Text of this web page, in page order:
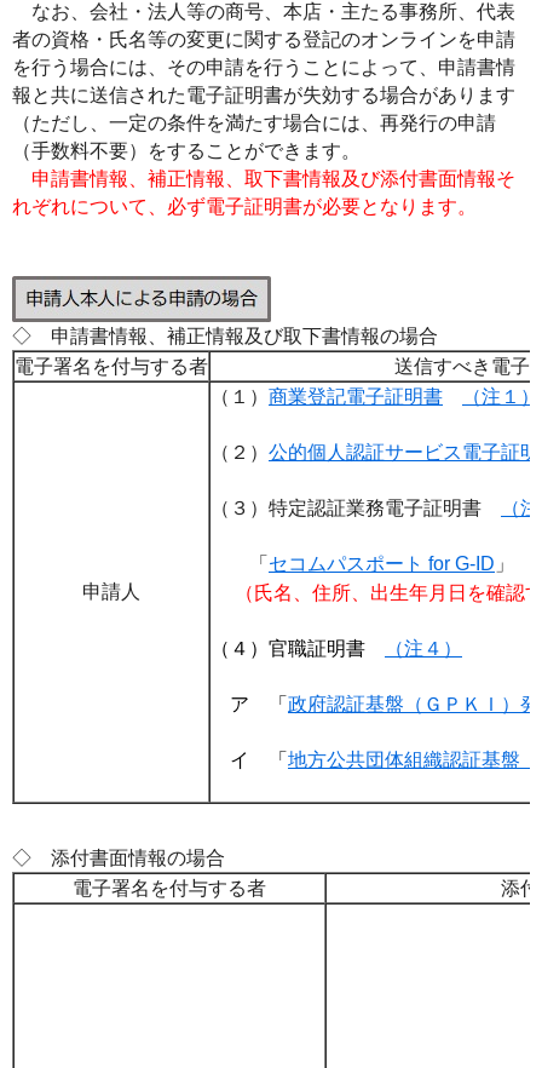
なお、会社・法人等の商号、本店・主たる事務所、代表
者の資格・氏名等の変更に関する登記のオンラインを申請
を行う場合には、その申請を行うことによって、申請書情
報と共に送信された電子証明書が失効する場合があります
（ただし、一定の条件を満たす場合には、再発行の申請
（手数料不要）をすることができます。
申請書情報、補正情報、取下書情報及び添付書面情報そ
れぞれについて、必ず電子証明書が必要となります。
◇ 申請書情報、補正情報及び取下書情報の場合
電子署名を付与する者
送信すべき電子
申請人
（１） 商業登記電子証明書 （注１）
（２） 公的個人認証サービス電子証
（３）特定認証業務電子証明書 （
「 セコムパスポート for G-ID 」
（氏名、住所、出生年月日を確認
（４）官職証明書 （注４）
ア 「 政府認証基盤（ＧＰＫＩ）
イ 「 地方公共団体組織認証基盤
◇ 添付書面情報の場合
電子署名を付与する者
添